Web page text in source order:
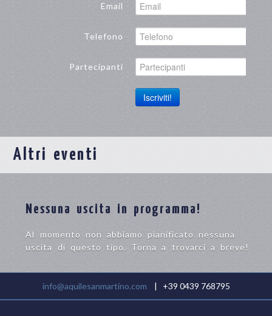
Email
Telefono
Partecipanti
Iscriviti!
Altri eventi
Nessuna uscita in programma!
Al momento non abbiamo pianificato nessuna
uscita di questo tipo. Torna a trovarci a breve!
info@aquilesanmartino.com | +39 0439 768795